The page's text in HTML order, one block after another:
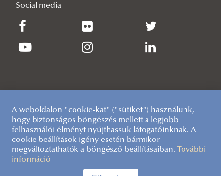
Social media
A weboldalon "cookie-kat" ("sütiket") használunk,
hogy biztonságos böngészés mellett a legjobb
felhasználói élményt nyújthassuk látogatóinknak. A
cookie beállítások igény esetén bármikor
megváltoztathatók a böngésző beállításaiban.
További
információ